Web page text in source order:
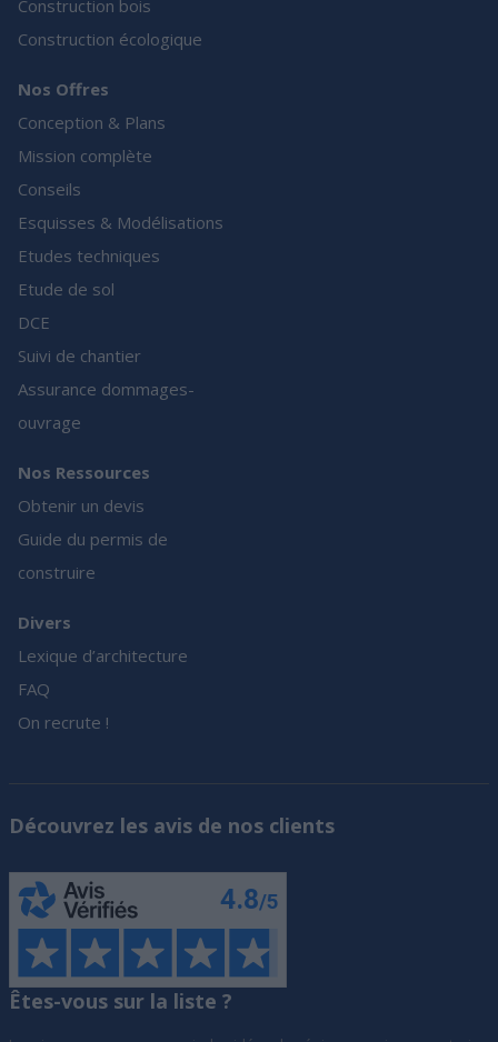
Construction bois
Construction écologique
Nos Offres
Conception & Plans
Mission complète
Conseils
Esquisses & Modélisations
Etudes techniques
Etude de sol
DCE
Suivi de chantier
Assurance dommages-
ouvrage
Nos Ressources
Obtenir un devis
Guide du permis de
construire
Divers
Lexique d’architecture
FAQ
On recrute !
Découvrez les avis de nos clients
Êtes-vous sur la liste ?